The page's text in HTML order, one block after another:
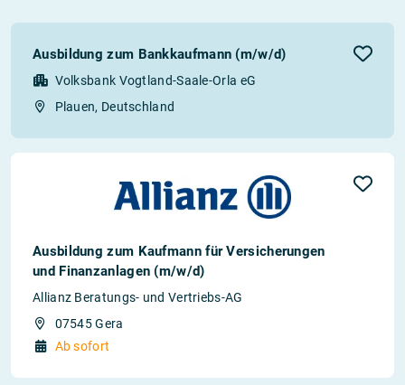
Ausbildung zum Bankkaufmann (m/w/d)
Volksbank Vogtland-Saale-Orla eG
Plauen, Deutschland
Ausbildung zum Kaufmann für Versicherungen
und Finanzanlagen (m/w/d)
Allianz Beratungs- und Vertriebs-AG
07545 Gera
Ab sofort